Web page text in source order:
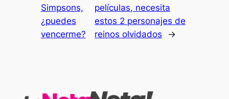
Simpsons,
¿puedes
vencerme?
películas, necesita
estos 2 personajes de
reinos olvidados
→